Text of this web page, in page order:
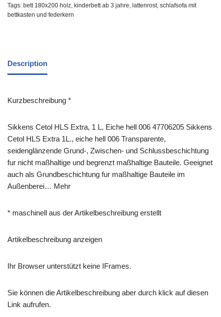
Tags: bett 180x200 holz, kinderbett ab 3 jahre, lattenrost, schlafsofa mit
bettkasten und federkern
Description
Kurzbeschreibung *
Sikkens Cetol HLS Extra, 1 L, Eiche hell 006 47706205 Sikkens
Cetol HLS Extra 1L., eiche hell 006 Transparente,
seidenglänzende Grund-, Zwischen- und Schlussbeschichtung
fur nicht maßhaltige und begrenzt maßhaltige Bauteile. Geeignet
auch als Grundbeschichtung fur maßhaltige Bauteile im
Außenberei… Mehr
* maschinell aus der Artikelbeschreibung erstellt
Artikelbeschreibung anzeigen
Ihr Browser unterstützt keine IFrames.
Sie können die Artikelbeschreibung aber durch klick auf diesen
Link aufrufen.